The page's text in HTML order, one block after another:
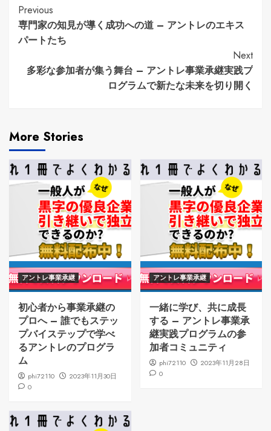
Continue
Reading
Previous
専門家の知見が導く成功への道 – アントレのエキス
パートたち
Next
多彩な参加者が集う舞台 – アントレ事業承継実践プ
ログラムで新たな未来を切り開く
More Stories
アントレ事業承継
初心者から事業承継の
プロへ – 誰でもステッ
プバイステップで学べ
るアントレのプログラ
ム
phi72110
2023年11月30日
0
アントレ事業承継
一緒に学び、共に成長
する – アントレ事業承
継実践プログラムの参
加者コミュニティ
phi72110
2023年11月28日
0